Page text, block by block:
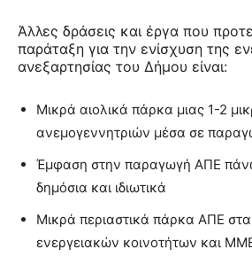
Άλλες δράσεις και έργα που
παράταξη για την ενίσχυση της
ανεξαρτησίας του Δήμου είναι:
Μικρά αιολικά πάρκα μιας 1-2
ανεμογεννητριών μέσα σε
Έμφαση στην παραγωγή ΑΠΕ
δημόσια και ιδιωτικά
Μικρά περιαστικά πάρκα ΑΠΕ στα
ενεργειακών κοινοτήτων και